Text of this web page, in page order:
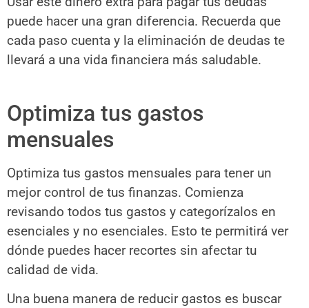
puede hacer una gran diferencia. Recuerda que
cada paso cuenta y la eliminación de deudas te
llevará a una vida financiera más saludable.
Optimiza tus gastos
mensuales
Optimiza tus gastos mensuales para tener un
mejor control de tus finanzas. Comienza
revisando todos tus gastos y categorízalos en
esenciales y no esenciales. Esto te permitirá ver
dónde puedes hacer recortes sin afectar tu
calidad de vida.
Una buena manera de reducir gastos es buscar